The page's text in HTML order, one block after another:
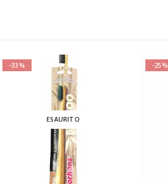
-33%
ESAURITO
-25%